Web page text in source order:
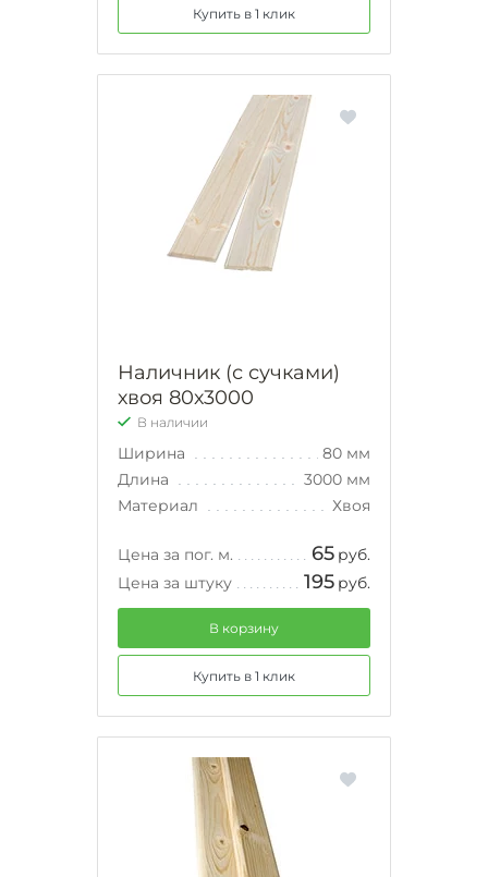
Купить в 1 клик
Наличник (с сучками)
хвоя 80х3000
В наличии
Ширина
80 мм
Длина
3000 мм
Материал
Хвоя
Цена за пог. м. 65 руб.
Цена за штуку
195 руб.
В корзину
Купить в 1 клик